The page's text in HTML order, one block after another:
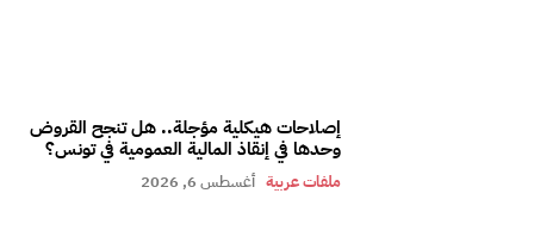
إصلاحات هيكلية مؤجلة.. هل تنجح القروض
وحدها في إنقاذ المالية العمومية في تونس؟
ملفات عربية أغسطس 6, 2026